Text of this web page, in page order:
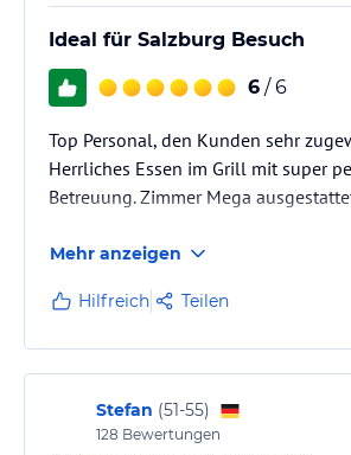
Ideal für Salzburg Besuch
6 / 6
Top Personal, den Kunden sehr
Herrliches Essen im Grill mit super
Betreuung. Zimmer Mega
Mehr anzeigen
Hilfreich Teilen
Stefan (51-55)
128 Bewertungen